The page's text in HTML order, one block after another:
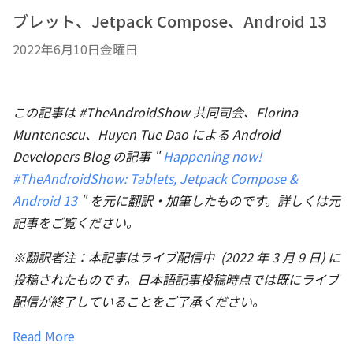
ブレット、Jetpack Compose、Android 13
2022年6月10日金曜日
この記事は #TheAndroidShow 共同司会、Florina
Muntenescu、Huyen Tue Dao による Android
Developers Blog の記事 "Happening now!
#TheAndroidShow: Tablets, Jetpack Compose &
Android 13 " を元に翻訳・加筆したものです。詳しくは元
記事をご覧ください。
※翻訳者注：本記事はライブ配信中 (2022 年 3 月 9 日) に
投稿されたものです。日本語記事投稿時点では既にライブ
配信が終了していることをご了承ください。
Read More